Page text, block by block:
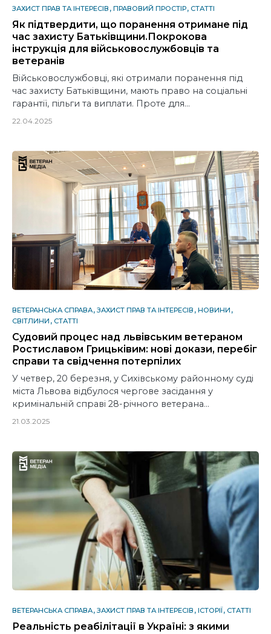
ЗАХИСТ ПРАВ ТА ІНТЕРЕСІВ ПРАВОВИЙ ПРОСТІР СТАТТІ
Як підтвердити, що поранення отримане під
час захисту Батьківщини.Покрокова
інструкція для військовослужбовців та
ветеранів
Військовослужбовці, які отримали поранення під
час захисту Батьківщини, мають право на соціальні
гарантії, пільги та виплати. Проте для…
22.04.2025
ВЕТЕРАНСЬКА СПРАВА ЗАХИСТ ПРАВ ТА ІНТЕРЕСІВ НОВИНИ
СВІТЛИНИ
СТАТТІ
Судовий процес над львівським ветераном
Ростиславом Грицьківим: нові докази, перебіг
справи та свідчення потерпілих
У четвер, 20 березня, у Сихівському районному суді
міста Львова відбулося чергове засідання у
кримінальній справі 28-річного ветерана…
21.03.2025
ВЕТЕРАНСЬКА СПРАВА ЗАХИСТ ПРАВ ТА ІНТЕРЕСІВ ІСТОРІЇ СТАТТІ
Реальність реабілітації в Україні: з якими